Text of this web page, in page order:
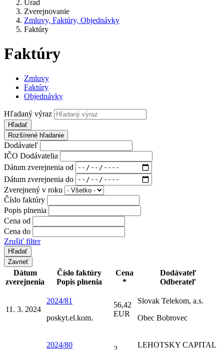
Úrad
Zverejnovanie
Zmluvy, Faktúry, Objednávky
Faktúry
Faktúry
Zmluvy
Faktúry
Objednávky
Hľadaný výraz
Hľadať
Rozšírené hľadanie
Dodávateľ
IČO Dodávatelia
Dátum zverejnenia od
Dátum zverejnenia do
Zverejnený v roku
Číslo faktúry
Popis plnenia
Cena od
Cena do
Zrušiť filter
Zavrieť
Dátum
zverejnenia
Číslo faktúry
Popis plnenia
Cena
*
Dodávateľ
Odberateľ
11. 3. 2024
2024/81
poskyt.el.kom.
56,42
EUR
Slovak Telekom, a.s.
Obec Bobrovec
2024/80
LEHOTSKY CAPITAL